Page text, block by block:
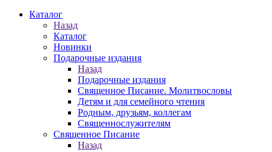
Каталог
Назад
Каталог
Новинки
Подарочные издания
Назад
Подарочные издания
Священное Писание. Молитвословы
Детям и для семейного чтения
Родным, друзьям, коллегам
Священнослужителям
Священное Писание
Назад